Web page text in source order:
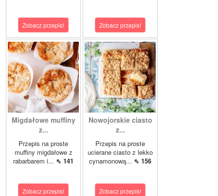
Zobacz przepis! Zobacz przepis!
Migdałowe muffiny
z...
Przepis na proste
muffiny migdałowe z
rabarbarem i... ⇖ 141
Zobacz przepis!
Nowojorskie ciasto
z...
Przepis na proste
ucierane ciasto z lekko
cynamonową... ⇖ 156
Zobacz przepis!